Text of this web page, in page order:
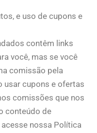
e uso de cupons e
contêm links
você, mas se você
comissão pela
usar cupons e ofertas
comissões que nos
conteúdo de
nossa Política